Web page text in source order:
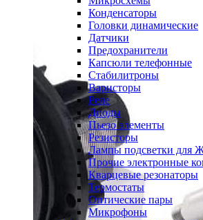
Конденсаторы
Головки динамические
Датчики
Предохранители
Капсюли телефонные
Стабилитроны
Варисторы
Реле
Диоды
Пьезо элементы
Резисторы
Лампы подсветки для
Прочие электронные
Кварцевые резонаторы
Термостаты
Оптические пары
Микрофоны